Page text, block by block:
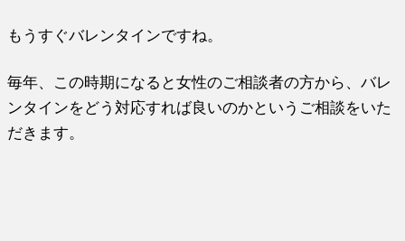
もうすぐバレンタインですね。
毎年、この時期になると女性のご相談者の方から、バレ
ンタインをどう対応すれば良いのかというご相談をいた
だきます。